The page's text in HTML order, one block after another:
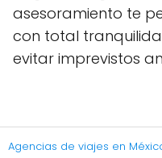
asesoramiento te
con total
evitar imprevistos
Agencias de viajes en